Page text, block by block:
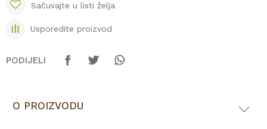
Sačuvajte u listi želja
Usporedite proizvod
PODIJELI
O PROIZVODU